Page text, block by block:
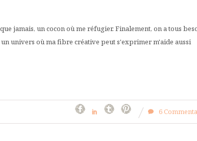
jamais, un cocon où me réfugier. Finalement, on a tous
univers où ma fibre créative peut s'exprimer m'aide aussi
6